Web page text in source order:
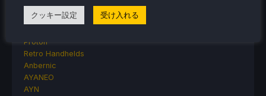
Accessory Reviews
Handheld Reviews
Proton
Retro Handhelds
Anbernic
AYANEO
AYN
クッキー設定 受け入れる